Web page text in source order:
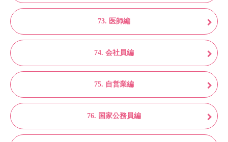
73. 医師編
74. 会社員編
75. 自営業編
76. 国家公務員編